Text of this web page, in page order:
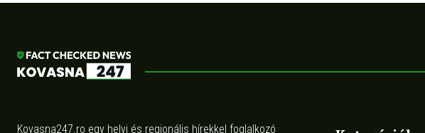
Kovasna247.ro egy helyi és regionális hírekkel foglalkozó